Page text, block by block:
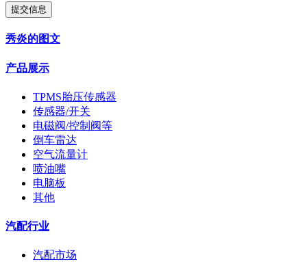
提交信息
秀炎的图文
产品展示
TPMS胎压传感器
传感器/开关
电磁阀/控制阀等
倒车雷达
空气流量计
喷油嘴
电脑板
其他
汽配行业
汽配市场